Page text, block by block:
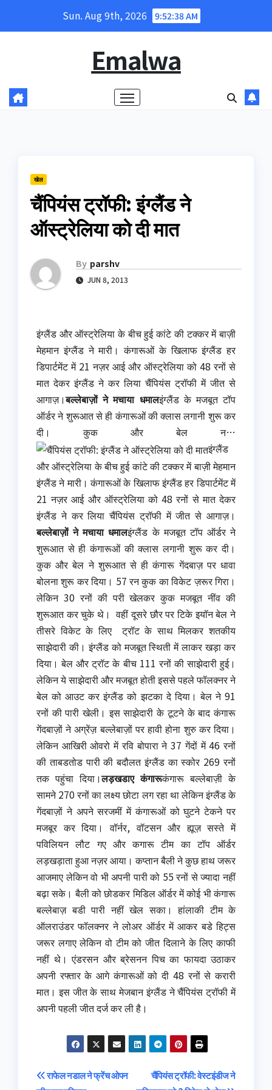
Sun. Aug 9th, 2026 9:52:39 AM
Emalwa
खेल
चैंपियंस ट्रॉफी: इंग्लैंड ने
ऑस्ट्रेलिया को दी मात
By parshv
JUN 8, 2013
इंग्लैंड और ऑस्ट्रेलिया के बीच हुई कांटे की टक्कर में बाज़ी
मेहमान इंग्लैंड ने मारी। कंगारूओं के खिलाफ इंग्लैंड हर
डिपार्टमेंट में 21 नज़र आई और ऑस्ट्रेलिया को 48 रनों से
मात देकर इंग्लैंड ने कर लिया चैंपियंस ट्रॉफी में जीत से
आगाज़।बल्लेबाज़ों ने मचाया धमालइंग्लैंड के मजबूत टॉप
ऑर्डर ने शुरूआत से ही कंगारूओं की क्लास लगानी शुरू कर
दी। कुक और बेल न…
इंग्लैंड
और ऑस्ट्रेलिया के बीच हुई कांटे की टक्कर में बाज़ी मेहमान
इंग्लैंड ने मारी। कंगारूओं के खिलाफ इंग्लैंड हर डिपार्टमेंट में
21 नज़र आई और ऑस्ट्रेलिया को 48 रनों से मात देकर
इंग्लैंड ने कर लिया चैंपियंस ट्रॉफी में जीत से आगाज़।
बल्लेबाज़ों ने मचाया धमालइंग्लैंड के मजबूत टॉप ऑर्डर ने
शुरूआत से ही कंगारूओं की क्लास लगानी शुरू कर दी।
कुक और बेल ने शुरूआत से ही कंगारू गेंदबाज़ पर धावा
बोलना शुरू कर दिया। 57 रन कुक का विकेट ज़रूर गिरा।
लेकिन 30 रनों की परी खेलकर कुक मजबूत नींव की
शुरूआत कर चुके थे। वहीं दूसरे छौर पर टिके इयॉन बेल ने
तीसरे विकेट के लिए ट्रॉट के साथ मिलकर शतकीय
साझेदारी की। इंग्लैंड को मजबूत स्थिती में लाकर खड़ा कर
दिया। बेल और ट्रॉट के बीच 111 रनों की साझेदारी हुई।
लेकिन ये साझेदारी और मजबूत होती इससे पहले फॉलक्नर ने
बेल को आउट कर इंग्लैंड को झटका दे दिया। बेल ने 91
रनों की पारी खेली। इस साझेदारी के टूटने के बाद कंगारू
गेंदबाज़ों ने अग्रेंज़ बल्लेबाज़ों पर हावी होना शुरु कर दिया।
लेकिन आखिरी ओवरो में रवि बोपारा ने 37 गेंदों में 46 रनों
की ताबडतोड पारी की बदौलत इंग्लैंड का स्कोर 269 रनों
तक पहुंचा दिया।लड़खडाए कंगारूकंगारू बल्लेबाज़ी के
सामने 270 रनों का लक्ष्य छोटा लग रहा था लेकिन इंग्लैंड के
गेंदबाज़ों ने अपने सरजमीं में कंगारूओं को घुटने टेकने पर
मजबूर कर दिया। वॉर्नर, वॉटसन और ह्यूज़ सस्ते में
पविलियन लौट गए और कगारू टीम का टॉप ऑर्डर
लड़खड़ाता हुआ नज़र आया। कप्तान बैली ने कुछ हाथ जरूर
आजमाए लेकिन वो भी अपनी पारी को 55 रनों से ज्यादा नहीं
बढ़ा सके। बैली को छोडकर मिडिल ऑर्डर में कोई भी कंगारू
बल्लेबाज़ बडी पारी नहीं खेल सका। हांलाकी टीम के
ऑलराउंडर फॉलक्नर ने लोअर ऑर्डर में आकर बडे हिट्स
जरूर लगाए लेकिन वो टीम को जीत दिलाने के लिए काफी
नहीं थे। एंडरसन और ब्रेसनन पिच का फायदा उठाकर
अपनी रफ्तार के आगे कंगारूओं को दी 48 रनों से करारी
मात। इस जीत के साथ मेजबान इंग्लैंड ने चैंपियंस ट्रॉफी में
अपनी पहली जीत दर्ज कर ली है।
Post
चैंपियंस ट्रॉफी: वेस्टइंडीज ने
राफेल नडाल ने फ्रेंच ओपन